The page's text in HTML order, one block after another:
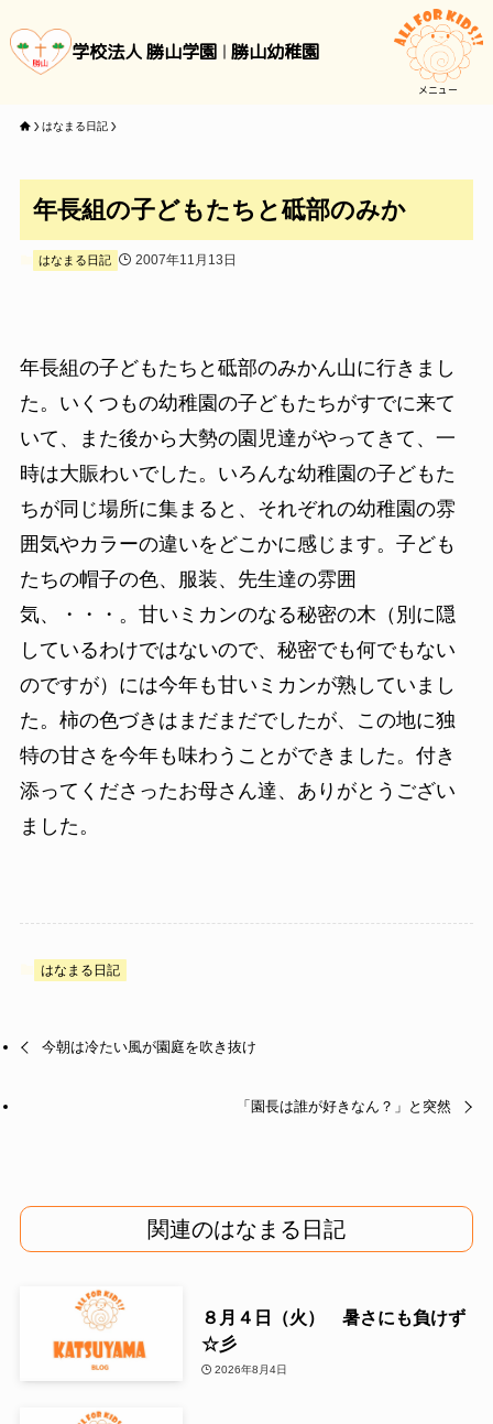
学校法人 勝山学園 勝山幼稚園
メニュー
はなまる日記
年長組の子どもたちと砥部のみか
はなまる日記 2007年11月13日
年長組の子どもたちと砥部のみかん山に行きまし
た。いくつもの幼稚園の子どもたちがすでに来て
いて、また後から大勢の園児達がやってきて、一
時は大賑わいでした。いろんな幼稚園の子どもた
ちが同じ場所に集まると、それぞれの幼稚園の雰
囲気やカラーの違いをどこかに感じます。子ども
たちの帽子の色、服装、先生達の雰囲
気、・・・。甘いミカンのなる秘密の木（別に隠
しているわけではないので、秘密でも何でもない
のですが）には今年も甘いミカンが熟していまし
た。柿の色づきはまだまだでしたが、この地に独
特の甘さを今年も味わうことができました。付き
添ってくださったお母さん達、ありがとうござい
ました。
はなまる日記
今朝は冷たい風が園庭を吹き抜け
「園長は誰が好きなん？」と突然
関連のはなまる日記
８月４日（火） 暑さにも負けず
☆彡
2026年8月4日